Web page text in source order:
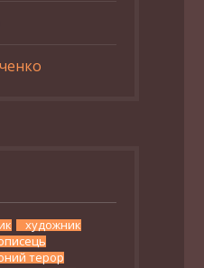
художник
терор